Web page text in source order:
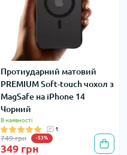
Протиударний матовий
PREMIUM Soft-touch чохол з
MagSafe на iPhone 14
Чорний
В наявності
1
749 грн -53%
349 грн